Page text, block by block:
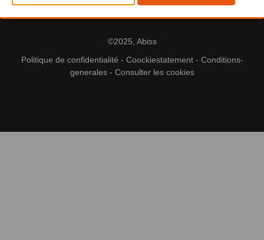
©2025, Abiss
Politique de confidentialité - Coockiestatement- Conditions-
generales- Consulter les cookies